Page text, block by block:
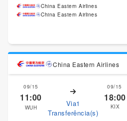
China Eastern Airlines
China Eastern Airlines
China Eastern Airlines
09/15
11:00
WUH
Via1
Transferência(s)
09/15
18:00
KIX